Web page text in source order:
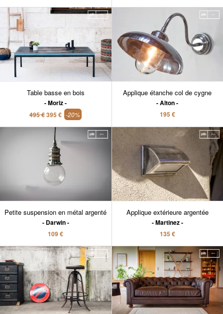
Table basse en bois
Moriz
495 €395 € -20%
Applique étanche col de cygne
Alton
195 €
Petite suspension en métal argenté
Darwin
109 €
Applique extérieure argentée
Martinez
135 €